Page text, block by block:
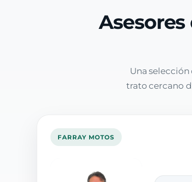
Una
trato cercano
FARRAY MOTOS